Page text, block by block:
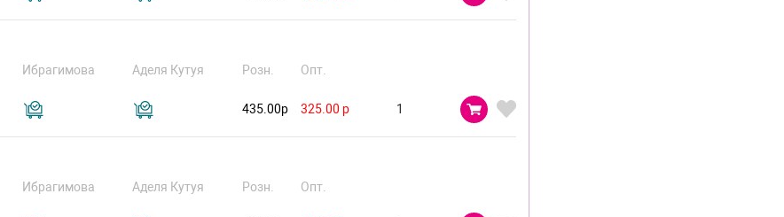
Ибрагимова Аделя Кутуя Розн. Опт.
435.00р 325.00 р
Ибрагимова Аделя Кутуя Розн. Опт.